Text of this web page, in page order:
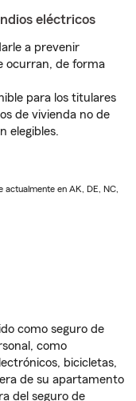
eléctricos
a prevenir
ocurran, de forma
para los titulares
de vivienda no de
elegibles.
en AK, DE, NC,
como seguro de
como
bicicletas,
de su apartamento
del seguro de